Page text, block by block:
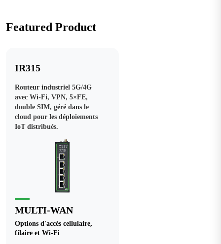
Featured Product
IR315
Routeur industriel 5G/4G
avec Wi-Fi, VPN, 5×FE,
double SIM, géré dans le
cloud pour les déploiements
IoT distribués.
MULTI-WAN
Options d'accès cellulaire,
filaire et Wi-Fi